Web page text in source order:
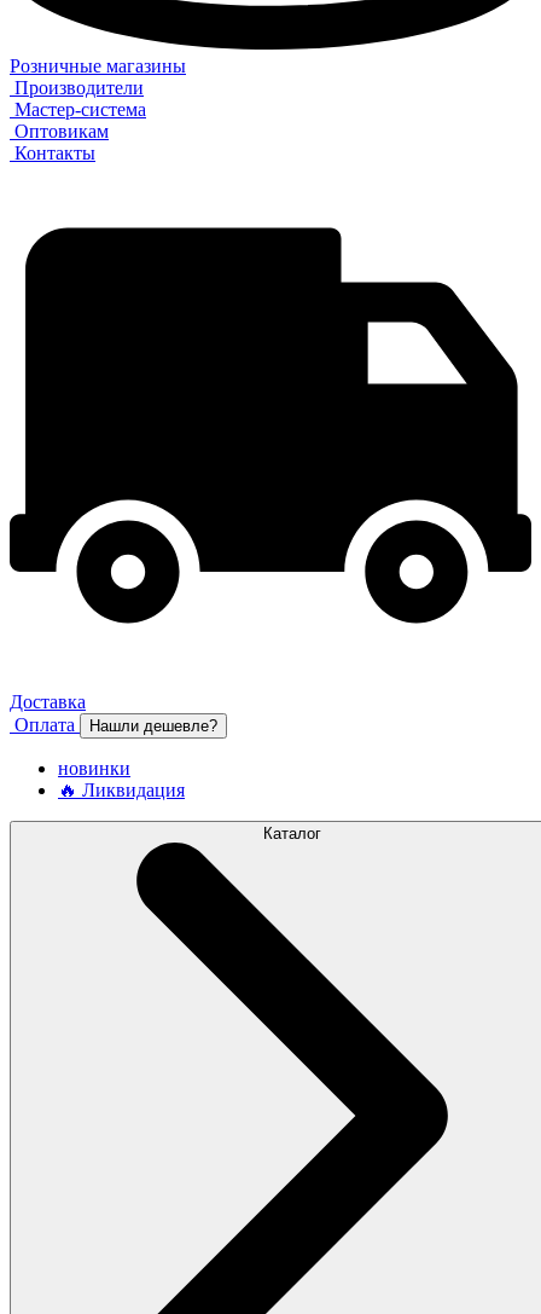
Розничные магазины
Производители
Мастер-система
Оптовикам
Контакты
Доставка
Оплата
Нашли дешевле?
новинки
🔥 Ликвидация
Каталог